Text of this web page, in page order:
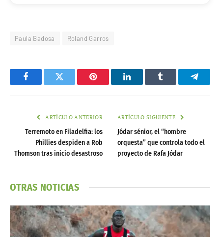
Paula Badosa Roland Garros
FacebookTwitter Pinterest LinkedInTumblr
ARTÍCULO ANTERIOR
Terremoto en Filadelfia: los
Phillies despiden a Rob
Thomson tras inicio desastroso
ARTÍCULO SIGUIENTE
Jódar sénior, el “hombre
orquesta” que controla todo el
proyecto de Rafa Jódar
OTRAS NOTICIAS